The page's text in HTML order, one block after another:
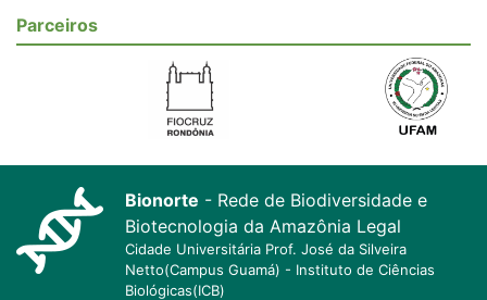
Parceiros
Bionorte - Rede de Biodiversidade e
Biotecnologia da Amazônia Legal
Cidade Universitária Prof. José da Silveira
Netto(Campus Guamá) - Instituto de Ciências
Biológicas(ICB)